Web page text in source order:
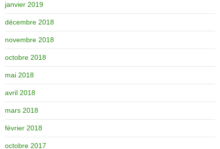
janvier 2019
décembre 2018
novembre 2018
octobre 2018
mai 2018
avril 2018
mars 2018
février 2018
octobre 2017